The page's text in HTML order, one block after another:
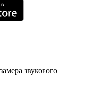
звукового